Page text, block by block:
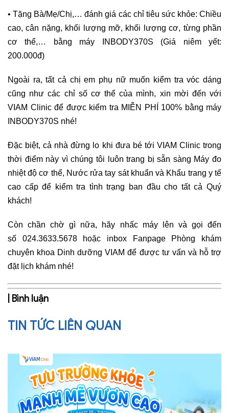
• Tặng Bà/Mẹ/Chị,… đánh giá các chỉ tiêu sức khỏe: Chiều
cao, cân nặng, khối lượng mỡ, khối lượng cơ, từng phần
cơ thể,… bằng máy INBODY370S (Giá niêm yết:
200.000đ)
Ngoài ra, tất cả chị em phụ nữ muốn kiểm tra vóc dáng
cũng như các chỉ số cơ thể của mình, xin mời đến với
VIAM Clinic để được kiểm tra MIỄN PHÍ 100% bằng máy
INBODY370S nhé!
Đặc biệt, cả nhà đừng lo khi đưa bé tới VIAM Clinic trong
thời điểm này vì chúng tôi luôn trang bị sẵn sàng Máy đo
nhiệt độ cơ thể, Nước rửa tay sát khuẩn và Khẩu trang y tế
cao cấp để kiểm tra tình trạng ban đầu cho tất cả Quý
khách!
Còn chần chờ gì nữa, hãy nhấc máy lên và gọi đến
số 024.3633.5678hoặc inbox Fanpage Phòng khám
chuyên khoa Dinh dưỡng VIAM để được tư vấn và hỗ trợ
đặt lịch khám nhé!
| Bình luận
TIN TỨC LIÊN QUAN